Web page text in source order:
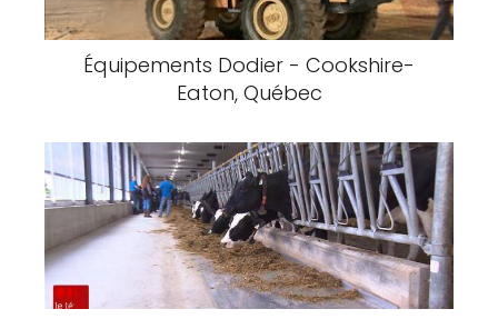
Équipements Dodier - Cookshire-
Eaton, Québec